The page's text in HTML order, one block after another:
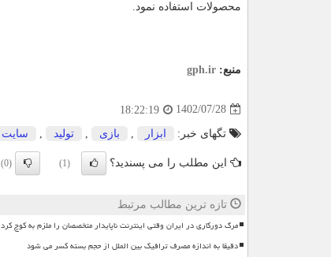
محصولات استفاده نمود.
منبع: gph.ir
1402/07/28
18:22:19
تگهای خبر: ابزار بازی تولید سایت
این مطلب را می پسندید؟ (1)
(0)
تازه ترین مطالب مرتبط
مرگ دورکاری در ایران وقتی اینترنت ناپایدار متخصصان را ملزم به کوچ کرد
دقیقا به اندازه مصرف ترافیک بین الملل از حجم بسته کسر می شود